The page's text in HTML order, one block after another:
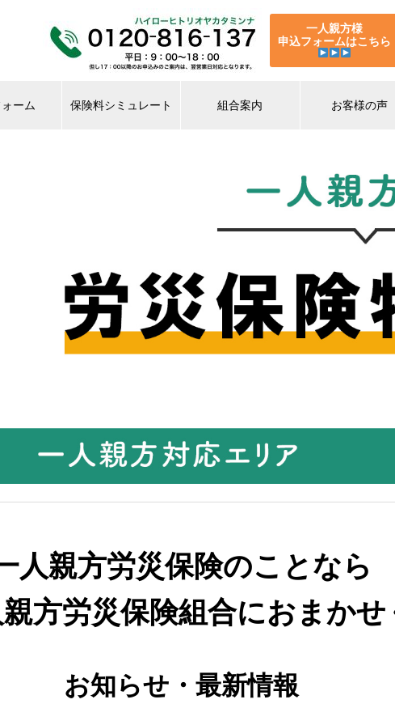
一人親方様
申込フォームはこちら
ーム 保険料シミュレート 組合案内 お客様の声
人親方労災保険のことなら
方労災保険組合におまか
お知らせ・最新情報